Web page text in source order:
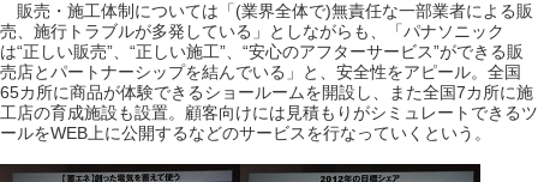
販売・施工体制については「(業界全体で)無責任な一部業者による販
売、施行トラブルが多発している」としながらも、「パナソニック
は“正しい販売”、“正しい施工”、“安心のアフターサービス”ができる販
売店とパートナーシップを結んでいる」と、安全性をアピール。全国
65カ所に商品が体験できるショールームを開設し、また全国7カ所に施
工店の育成施設も設置。顧客向けには見積もりがシミュレートできるツ
ールをWEB上に公開するなどのサービスを行なっていくという。